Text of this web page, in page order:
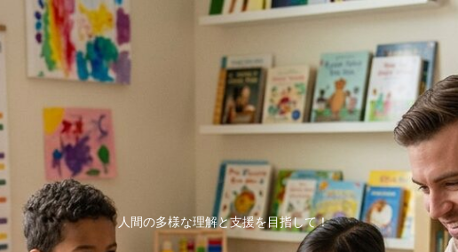
人間の多様な理解と支援を目指して！